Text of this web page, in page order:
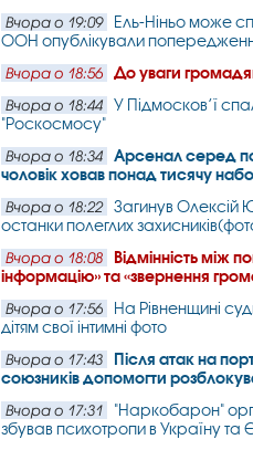
Вчора о 19:09
Ель-Ніньо може
ООН опублікували
Вчора о 18:56 До уваги
Вчора о 18:44
У Підмосков’ї
"Роскосмосу"
Вчора о 18:34
Арсенал серед
чоловік ховав понад тисячу
Вчора о 18:22
Загинув Олексій
останки полеглих
Вчора о 18:08
Відмінність між
інформацію» та «звернення
Вчора о 17:56
На Рівненщині
дітям свої інтимні фото
Вчора о 17:43
Після атак на
союзників допомогти
Вчора о 17:31
"Наркобарон"
збував психотропи в Україну